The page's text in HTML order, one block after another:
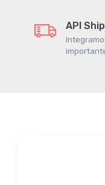
API